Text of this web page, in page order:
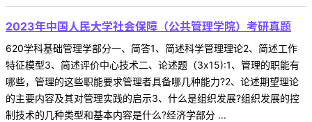
2023年中国人民大学社会保障（公共管理学院）考研真题
620学科基础管理学部分一、简答1、简述科学管理理论2、简述工作
特征模型3、简述评价中心技术二、论述题（3x15):1、管理的职能有
哪些，管理的这些职能要求管理者具备哪几种能力?2、论述期望理论
的主要内容及其对管理实践的启示3、什么是组织发展?组织发展的控
制技术的几种类型和基本内容是什么?经济学部分 ...